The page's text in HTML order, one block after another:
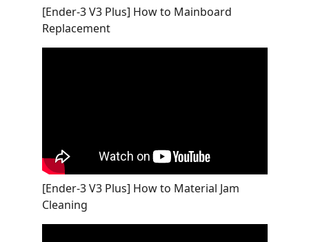
[Ender-3 V3 Plus] How to Mainboard
Replacement
[Ender-3 V3 Plus] How to Material Jam
Cleaning